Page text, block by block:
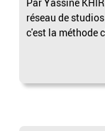
réseau de
c'est la méthode